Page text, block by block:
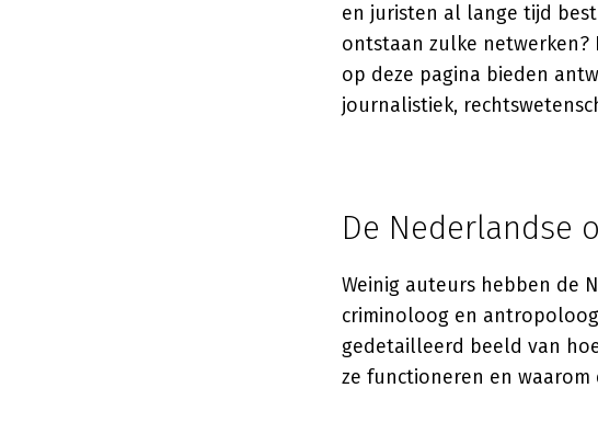
en juristen al lange tijd
ontstaan zulke netwerken?
op deze pagina bieden
journalistiek,
De Nederlandse
Weinig auteurs hebben de
criminoloog en antropoloog
gedetailleerd beeld van
ze functioneren en